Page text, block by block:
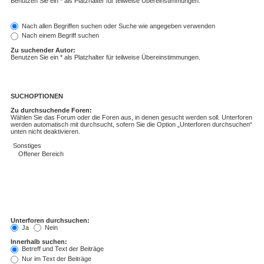
Nach allen Begriffen suchen oder Suche wie angegeben verwenden
Nach einem Begriff suchen
Zu suchender Autor:
Benutzen Sie ein * als Platzhalter für teilweise Übereinstimmungen.
SUCHOPTIONEN
Zu durchsuchende Foren:
Wählen Sie das Forum oder die Foren aus, in denen gesucht werden soll. Unterforen
werden automatisch mit durchsucht, sofern Sie die Option „Unterforen durchsuchen“
unten nicht deaktivieren.
Unterforen durchsuchen:
Ja
Nein
Innerhalb suchen:
Betreff und Text der Beiträge
Nur im Text der Beiträge